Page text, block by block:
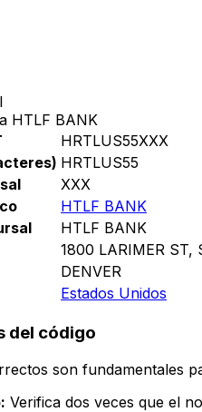
HTLF BANK
HRTLUS55XXX
HRTLUS55
XXX
HTLF BANK
HTLF BANK
1800 LARIMER ST,
DENVER
Estados Unidos
del código
son fundamentales
Verifica dos veces que el